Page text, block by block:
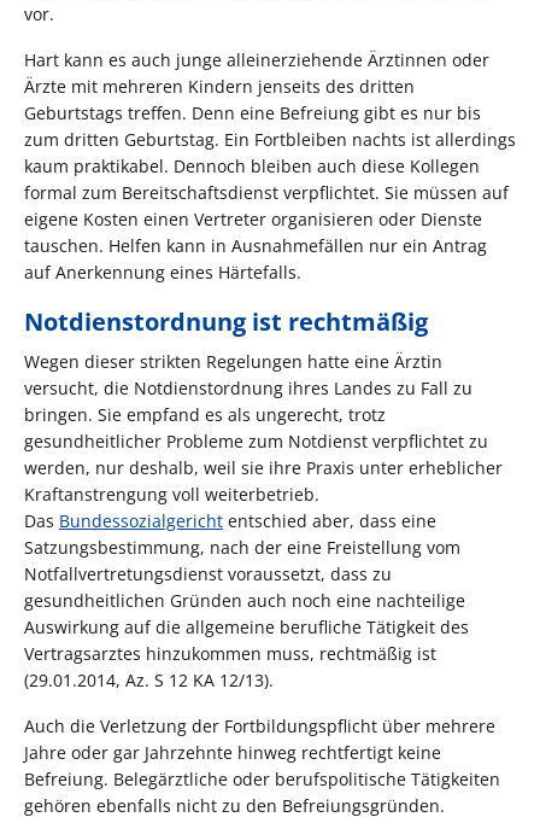
vor.
Hart kann es auch junge alleinerziehende Ärztinnen oder
Ärzte mit mehreren Kindern jenseits des dritten
Geburtstags treffen. Denn eine Befreiung gibt es nur bis
zum dritten Geburtstag. Ein Fortbleiben nachts ist allerdings
kaum praktikabel. Dennoch bleiben auch diese Kollegen
formal zum Bereitschaftsdienst verpflichtet. Sie müssen auf
eigene Kosten einen Vertreter organisieren oder Dienste
tauschen. Helfen kann in Ausnahmefällen nur ein Antrag
auf Anerkennung eines Härtefalls.
Notdienstordnung ist rechtmäßig
Wegen dieser strikten Regelungen hatte eine Ärztin
versucht, die Notdienstordnung ihres Landes zu Fall zu
bringen. Sie empfand es als ungerecht, trotz
gesundheitlicher Probleme zum Notdienst verpflichtet zu
werden, nur deshalb, weil sie ihre Praxis unter erheblicher
Kraftanstrengung voll weiterbetrieb.
Das Bundessozialgericht entschied aber, dass eine
Satzungsbestimmung, nach der eine Freistellung vom
Notfallvertretungsdienst voraussetzt, dass zu
gesundheitlichen Gründen auch noch eine nachteilige
Auswirkung auf die allgemeine berufliche Tätigkeit des
Vertragsarztes hinzukommen muss, rechtmäßig ist
(29.01.2014, Az. S 12 KA 12/13).
Auch die Verletzung der Fortbildungspflicht über mehrere
Jahre oder gar Jahrzehnte hinweg rechtfertigt keine
Befreiung. Belegärztliche oder berufspolitische Tätigkeiten
gehören ebenfalls nicht zu den Befreiungsgründen.